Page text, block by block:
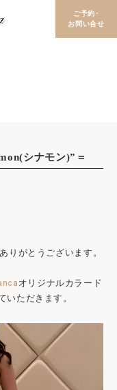
ご予約･
お問い合せ
シナモン)”＝
りがとうございます。
オリジナルカラード
いただきます。